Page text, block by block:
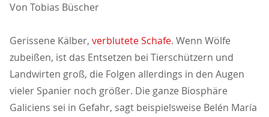
Von Tobias Büscher
Gerissene Kälber, verblutete Schafe. Wenn Wölfe
zubeißen, ist das Entsetzen bei Tierschützern und
Landwirten groß, die Folgen allerdings in den Augen
vieler Spanier noch größer. Die ganze Biosphäre
Galiciens sei in Gefahr, sagt beispielsweise Belén María